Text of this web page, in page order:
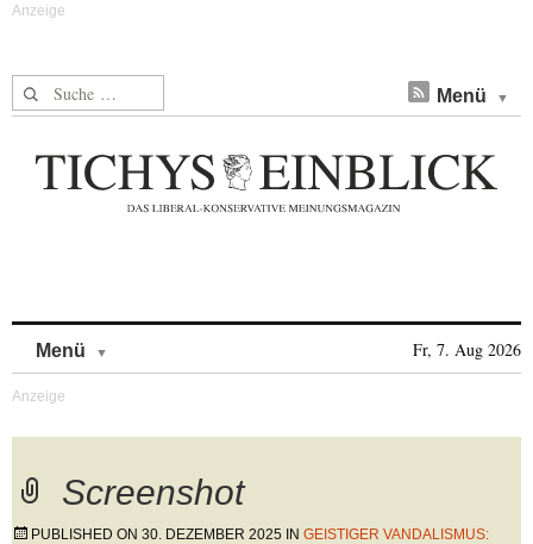
Suche nach: Menü
Menü Fr, 7. Aug 2026
Screenshot
PUBLISHED ON 30. DEZEMBER 2025 IN GEISTIGER VANDALISMUS: